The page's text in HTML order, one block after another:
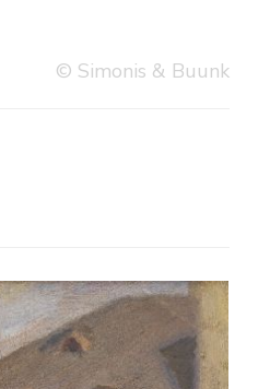
© Simonis & Buunk